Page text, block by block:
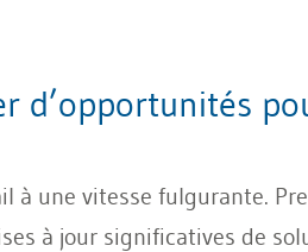
d’opportunités
une vitesse fulgurante.
à jour significatives de